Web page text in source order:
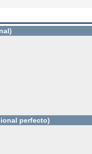
perfecto)